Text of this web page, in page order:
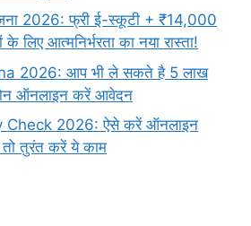
2026: फ्री ई-स्कूटी + ₹14,000
लिए आत्मनिर्भरता का नया रास्ता!
2026: आप भी ले सकते है 5 लाख
ऑनलाइन करें आवेदन
Check 2026: ऐसे करें ऑनलाइन
तुरंत करें ये काम